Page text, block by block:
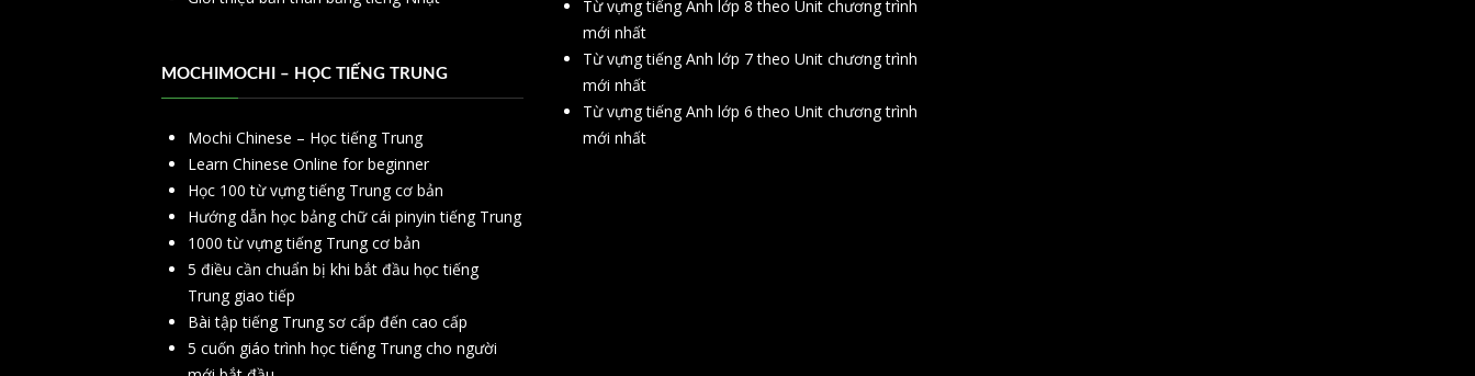
MOCHIMOCHI – HỌC TIẾNG TRUNG
Mochi Chinese – Học tiếng Trung
Learn Chinese Online for beginner
Học 100 từ vựng tiếng Trung cơ bản
Hướng dẫn học bảng chữ cái pinyin tiếng Trung
1000 từ vựng tiếng Trung cơ bản
5 điều cần chuẩn bị khi bắt đầu học tiếng
Trung giao tiếp
Bài tập tiếng Trung sơ cấp đến cao cấp
5 cuốn giáo trình học tiếng Trung cho người
Từ vựng tiếng Anh lớp 8 theo Unit chương trình
mới nhất
Từ vựng tiếng Anh lớp 7 theo Unit chương trình
mới nhất
Từ vựng tiếng Anh lớp 6 theo Unit chương trình
mới nhất